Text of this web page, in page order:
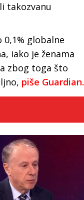
takozvanu
0,1% globalne
iako je ženama
zbog toga što
piše Guardian.